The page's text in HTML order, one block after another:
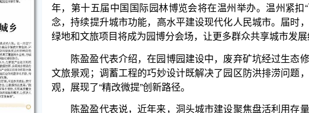
陈盈盈代表介绍，在园博园建设中，废弃矿坑经过生态修复，化身为错落有致的
文旅景观；调蓄工程的巧妙设计既解决了园区防洪排涝问题，又打造出灵动的水上景
观，展现了“精改微提”创新路径。
陈盈盈代表说，近年来，洞头城市建设聚焦盘活利用存量土地和闲置房屋设施，
始终把民生温度注入“海上花园”建设的每一个细节。比如，城市岛屿所在的位置原本
是新老城区交界处一座废旧的停车场，通过改造，以阶梯形式自下而上划分出了停车
场、人才之家等功能区域，并设口袋公园、共享餐厅、休息室等多样化休闲分区，为
周边居民提供了休憩场所，变成了洞头市民的“共享客厅”。